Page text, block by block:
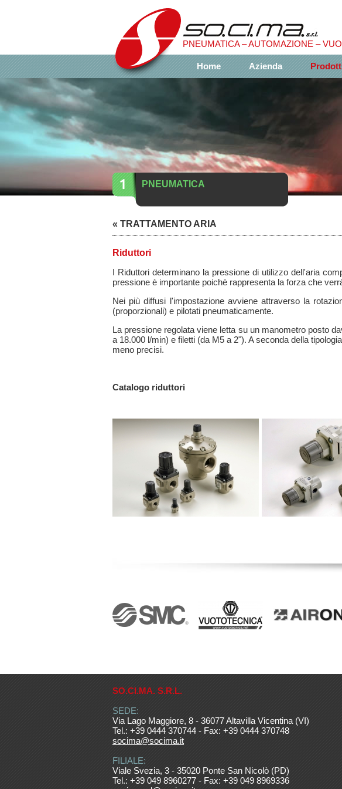
​PNEUMATICA – AUTOMAZIONE –
Home Azienda
PNEUMATICA
« TRATTAMENTO ARIA
Riduttori
I Riduttori determinano la pressione di utilizzo dell'aria
pressione è importante poichè rappresenta la forza che
Nei più diffusi l'impostazione avviene attraverso la
(proporzionali) e pilotati pneumaticamente.
La pressione regolata viene letta su un manometro posto
a 18.000 l/min) e filetti (da M5 a 2"). A seconda della
meno precisi.
Catalogo riduttori
SO.CI.MA. S.R.L.
SEDE:
Via Lago Maggiore, 8 - 36077 Altavilla Vicentina (VI)
Tel.: +39 0444 370744 - Fax: +39 0444 370748
socima@socima.it
FILIALE:
Viale Svezia, 3 - 35020 Ponte San Nicolò (PD)
Tel.: +39 049 8960277 - Fax: +39 049 8969336